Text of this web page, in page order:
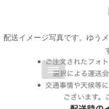
配送イメージ写真です。ゆう